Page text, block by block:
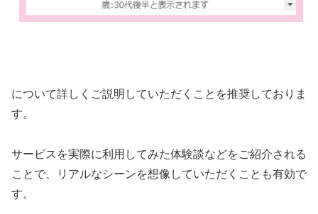
について詳しくご説明していただくことを推奨しておりま
す。
サービスを実際に利用してみた体験談などをご紹介される
ことで、リアルなシーンを想像していただくことも有効で
す。